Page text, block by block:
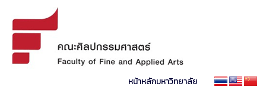
หน้าหลักมหาวิทยาลัย